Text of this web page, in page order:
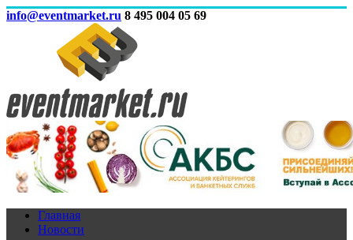
info@eventmarket.ru 8 495 004 05 69
Главная
Новости